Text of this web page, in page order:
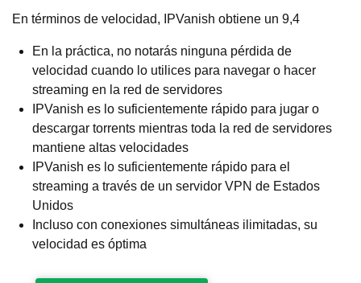
En términos de velocidad, IPVanish obtiene un 9,4
En la práctica, no notarás ninguna pérdida de
velocidad cuando lo utilices para navegar o hacer
streaming en la red de servidores
IPVanish es lo suficientemente rápido para jugar o
descargar torrents mientras toda la red de servidores
mantiene altas velocidades
IPVanish es lo suficientemente rápido para el
streaming a través de un servidor VPN de Estados
Unidos
Incluso con conexiones simultáneas ilimitadas, su
velocidad es óptima